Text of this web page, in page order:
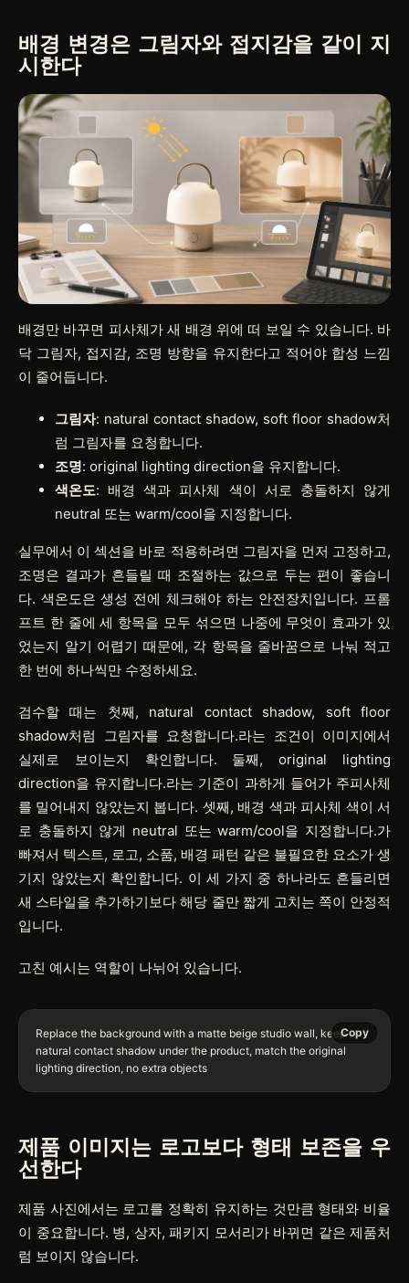
배경 변경은 그림자와 접지감을 같이 지
시한다
배경만 바꾸면 피사체가 새 배경 위에 떠 보일 수 있습니다. 바
닥 그림자, 접지감, 조명 방향을 유지한다고 적어야 합성 느낌
이 줄어듭니다.
그림자: natural contact shadow, soft floor shadow처
럼 그림자를 요청합니다.
조명: original lighting direction을 유지합니다.
색온도: 배경 색과 피사체 색이 서로 충돌하지 않게
neutral 또는 warm/cool을 지정합니다.
실무에서 이 섹션을 바로 적용하려면 그림자을 먼저 고정하고,
조명은 결과가 흔들릴 때 조절하는 값으로 두는 편이 좋습니
다. 색온도은 생성 전에 체크해야 하는 안전장치입니다. 프롬
프트 한 줄에 세 항목을 모두 섞으면 나중에 무엇이 효과가 있
었는지 알기 어렵기 때문에, 각 항목을 줄바꿈으로 나눠 적고
한 번에 하나씩만 수정하세요.
검수할 때는 첫째, natural contact shadow, soft floor
shadow처럼 그림자를 요청합니다.라는 조건이 이미지에서
실제로 보이는지 확인합니다. 둘째, original lighting
direction을 유지합니다.라는 기준이 과하게 들어가 주피사체
를 밀어내지 않았는지 봅니다. 셋째, 배경 색과 피사체 색이 서
로 충돌하지 않게 neutral 또는 warm/cool을 지정합니다.가
빠져서 텍스트, 로고, 소품, 배경 패턴 같은 불필요한 요소가 생
기지 않았는지 확인합니다. 이 세 가지 중 하나라도 흔들리면
새 스타일을 추가하기보다 해당 줄만 짧게 고치는 쪽이 안정적
입니다.
고친 예시는 역할이 나뉘어 있습니다.
Replace the background with a matte beige studio wall, keep
natural contact shadow under the product, match the original
Copy
제품 이미지는 로고보다 형태 보존을 우
선한다
제품 사진에서는 로고를 정확히 유지하는 것만큼 형태와 비율
이 중요합니다. 병, 상자, 패키지 모서리가 바뀌면 같은 제품처
럼 보이지 않습니다.